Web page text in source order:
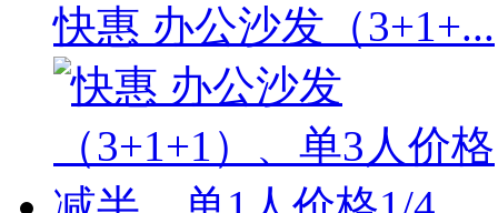
快惠 办公沙发（3+1+...